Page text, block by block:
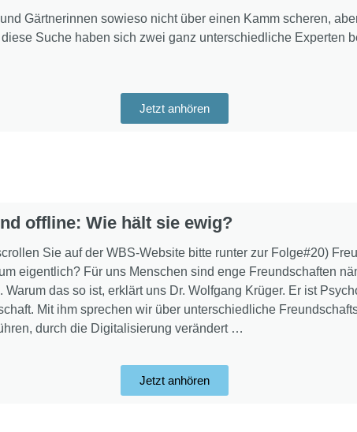
Gärtnerinnen sowieso nicht über einen Kamm scheren,
Suche haben sich zwei ganz unterschiedliche Experten
Jetzt anhören
offline: Wie hält sie ewig?
Sie auf der WBS-Website bitte runter zur Folge#20)
eigentlich? Für uns Menschen sind enge Freundschaften
das so ist, erklärt uns Dr. Wolfgang Krüger. Er ist
Mit ihm sprechen wir über unterschiedliche
durch die Digitalisierung verändert …
Jetzt anhören